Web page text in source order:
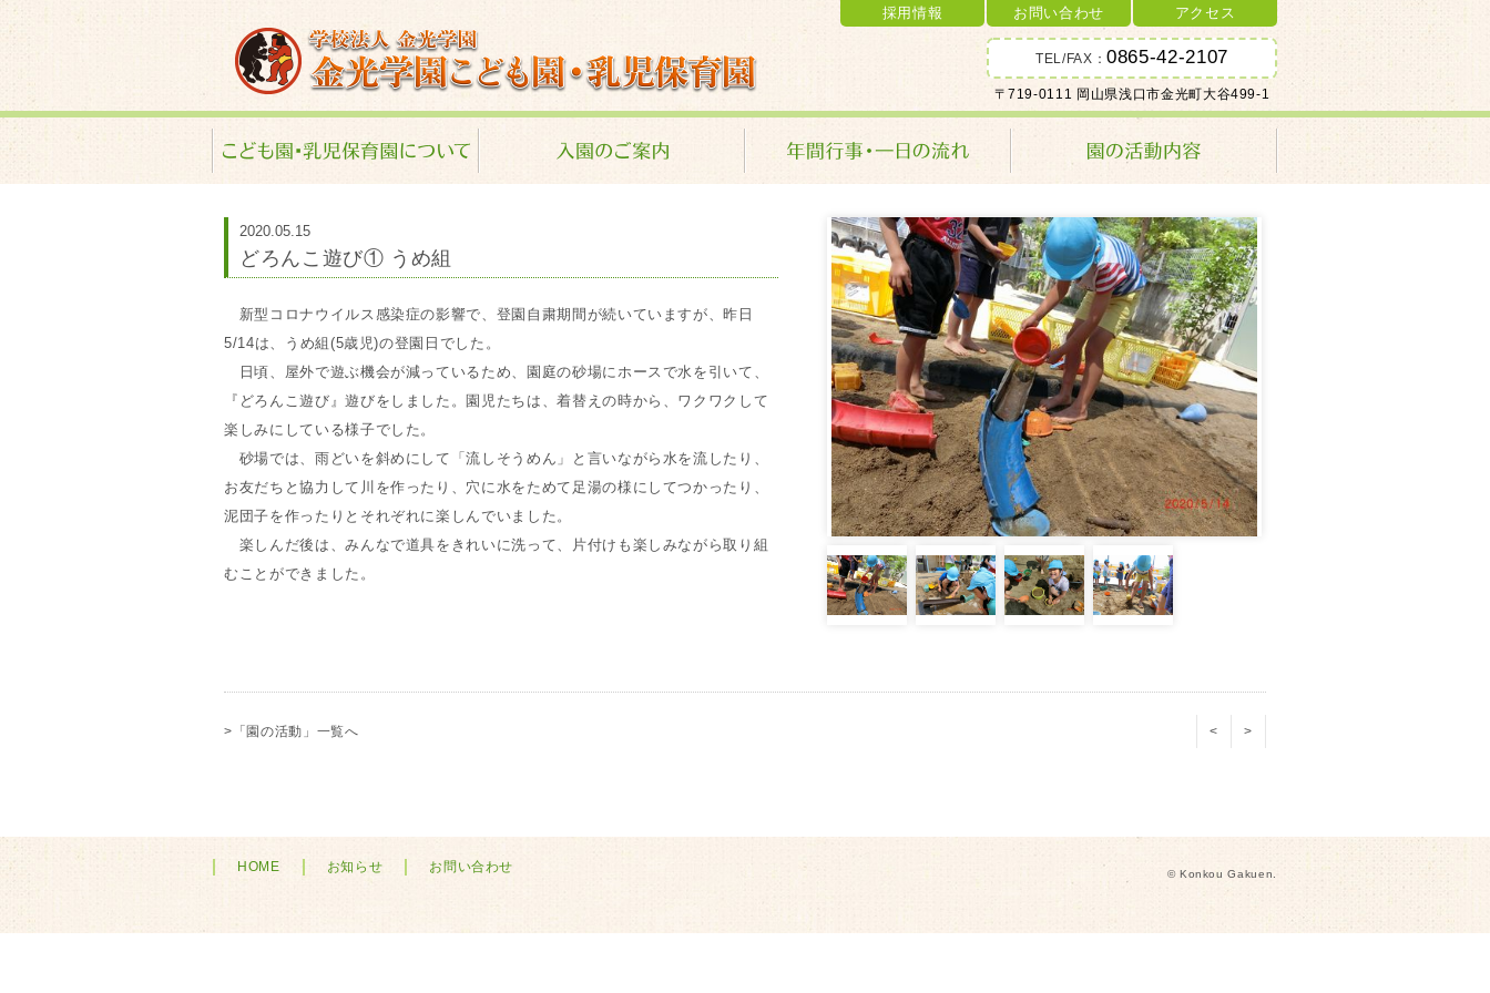
金光学園こども園･乳児保育園 学校法人 金光学園
採用情報 お問い合わせ アクセス
TEL/FAX：0865-42-2107
〒719-0111 岡山県浅口市金光町大谷499-1
2020.05.15
どろんこ遊び① うめ組
新型コロナウイルス感染症の影響で、登園自粛期間が続いていますが、昨日
5/14は、うめ組(5歳児)の登園日でした。
日頃、屋外で遊ぶ機会が減っているため、園庭の砂場にホースで水を引いて、
『どろんこ遊び』遊びをしました。園児たちは、着替えの時から、ワクワクして
楽しみにしている様子でした。
砂場では、雨どいを斜めにして「流しそうめん」と言いながら水を流したり、
お友だちと協力して川を作ったり、穴に水をためて足湯の様にしてつかったり、
泥団子を作ったりとそれぞれに楽しんでいました。
楽しんだ後は、みんなで道具をきれいに洗って、片付けも楽しみながら取り組
むことができました。
>「園の活動」一覧へ < >
HOME お知らせ お問い合わせ © Konkou Gakuen.